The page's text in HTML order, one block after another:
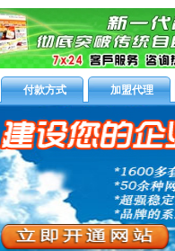
付款方式 加盟代理